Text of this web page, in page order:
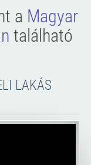
a Magyar
található
LAKÁS